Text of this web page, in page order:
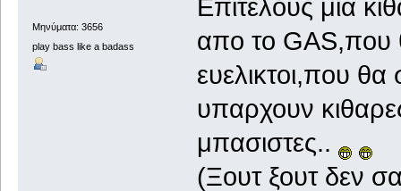
Μηνύματα: 3656
play bass like a badass
Επιτελους μια
απο το GAS,που
ευελικτοι,που
υπαρχουν
μπασιστες..
(Ξουτ ξουτ δεν